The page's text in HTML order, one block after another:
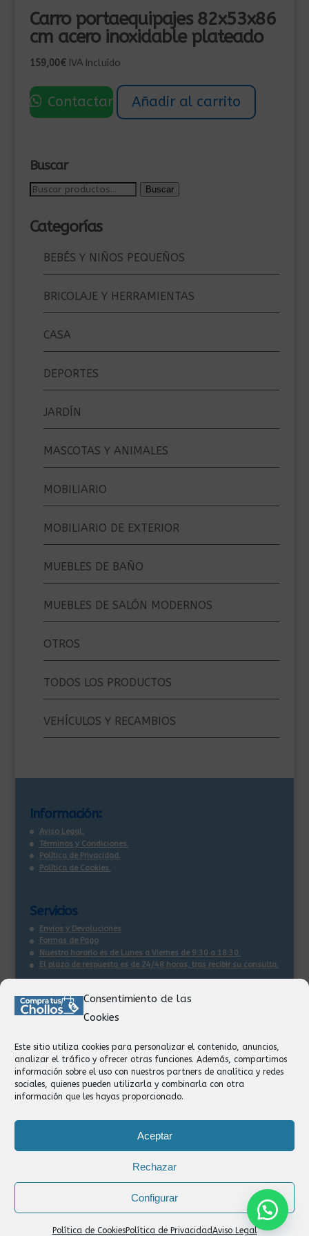
Consentimiento de las
Cookies
Este sitio utiliza cookies para personalizar el contenido, anuncios,
analizar el tráfico y ofrecer otras funciones. Además, compartimos
información sobre el uso con nuestros partners de analítica y redes
sociales, quienes pueden utilizarla y combinarla con otra
información que les hayas proporcionado.
Aceptar
Rechazar
Configurar
Política de CookiesPolítica de PrivacidadAviso Legal
Carro portaequipajes 82x53x86
cm acero inoxidable plateado
159,00€ IVA Incluído
Contactar Añadir al carrito
Buscar
Buscar
Buscar
Categorías
BEBÉS Y NIÑOS PEQUEÑOS
BRICOLAJE Y HERRAMIENTAS
CASA
DEPORTES
JARDÍN
MASCOTAS Y ANIMALES
MOBILIARIO
MOBILIARIO DE EXTERIOR
MUEBLES DE BAÑO
MUEBLES DE SALÓN MODERNOS
OTROS
TODOS LOS PRODUCTOS
VEHÍCULOS Y RECAMBIOS
Información:
Aviso Legal.
Términos y Condiciones.
Política de Privacidad.
Política de Cookies.
Servicios
Envios y Devoluciones
Formas de Pago
Nuestro horario es de Lunes a Viernes de 9:30 a 18:30.
El plazo de respuesta es de 24/48 horas, tras recibir su consulta.
Contacto:
Facturación
Devoluciones
Privacidad
Formas de Pago